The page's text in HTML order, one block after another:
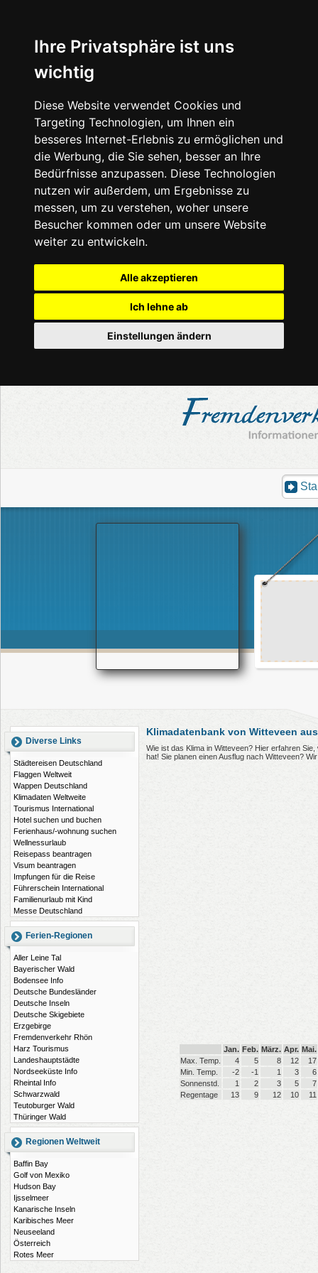
Ihre Privatsphäre ist uns
wichtig
Diese Website verwendet Cookies und
Targeting Technologien, um Ihnen ein
besseres Internet-Erlebnis zu ermöglichen und
die Werbung, die Sie sehen, besser an Ihre
Bedürfnisse anzupassen. Diese Technologien
nutzen wir außerdem, um Ergebnisse zu
messen, um zu verstehen, woher unsere
Besucher kommen oder um unsere Website
weiter zu entwickeln.
Alle akzeptieren
Ich lehne ab
Einstellungen ändern
Diverse Links
Städtereisen Deutschland
Flaggen Weltweit
Wappen Deutschland
Klimadaten Weltweite
Tourismus International
Hotel suchen und buchen
Ferienhaus/-wohnung suchen
Wellnessurlaub
Reisepass beantragen
Visum beantragen
Impfungen für die Reise
Führerschein International
Familienurlaub mit Kind
Messe Deutschland
Ferien-Regionen
Aller Leine Tal
Bayerischer Wald
Bodensee Info
Deutsche Bundesländer
Deutsche Inseln
Deutsche Skigebiete
Erzgebirge
Fremdenverkehr Rhön
Harz Tourismus
Landeshauptstädte
Nordseeküste Info
Rheintal Info
Schwarzwald
Teutoburger Wald
Thüringer Wald
Regionen Weltweit
Baffin Bay
Golf von Mexiko
Hudson Bay
Ijsselmeer
Kanarische Inseln
Karibisches Meer
Neuseeland
Österreich
Rotes Meer
Klimadatenbank von Witteveen
Wie ist das Klima in Witteveen? Hier erfahren
hat! Sie planen einen Ausflug nach Witteveen?
Jan. Feb. März. Apr. Mai.
Max. Temp.
4 5 8 12
17
Min. Temp.
-2 -1 1 3
6
Sonnenstd.
1 2 3 5
7
Regentage
13 9 12 10 11